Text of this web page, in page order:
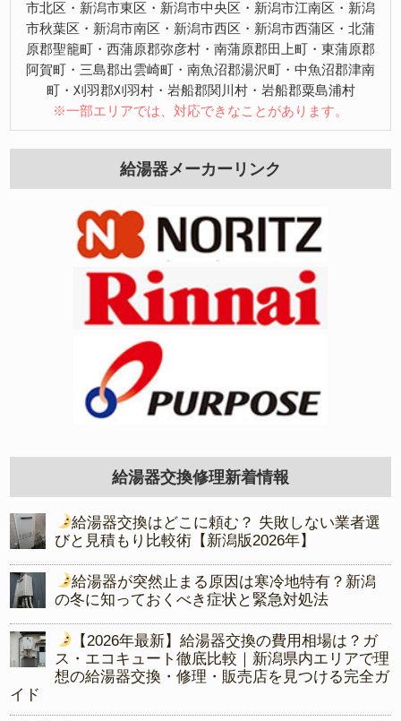
市北区・新潟市東区・新潟市中央区・新潟市江南区・新潟
市秋葉区・新潟市南区・新潟市西区・新潟市西蒲区・北蒲
原郡聖籠町・西蒲原郡弥彦村・南蒲原郡田上町・東蒲原郡
阿賀町・三島郡出雲崎町・南魚沼郡湯沢町・中魚沼郡津南
町・刈羽郡刈羽村・岩船郡関川村・岩船郡粟島浦村
※一部エリアでは、対応できなことがあります。
給湯器メーカーリンク
給湯器交換修理新着情報
給湯器交換はどこに頼む？ 失敗しない業者選
びと見積もり比較術【新潟版2026年】
給湯器が突然止まる原因は寒冷地特有？新潟
の冬に知っておくべき症状と緊急対処法
【2026年最新】給湯器交換の費用相場は？ガ
ス・エコキュート徹底比較｜新潟県内エリアで理
想の給湯器交換・修理・販売店を見つける完全ガ
イド